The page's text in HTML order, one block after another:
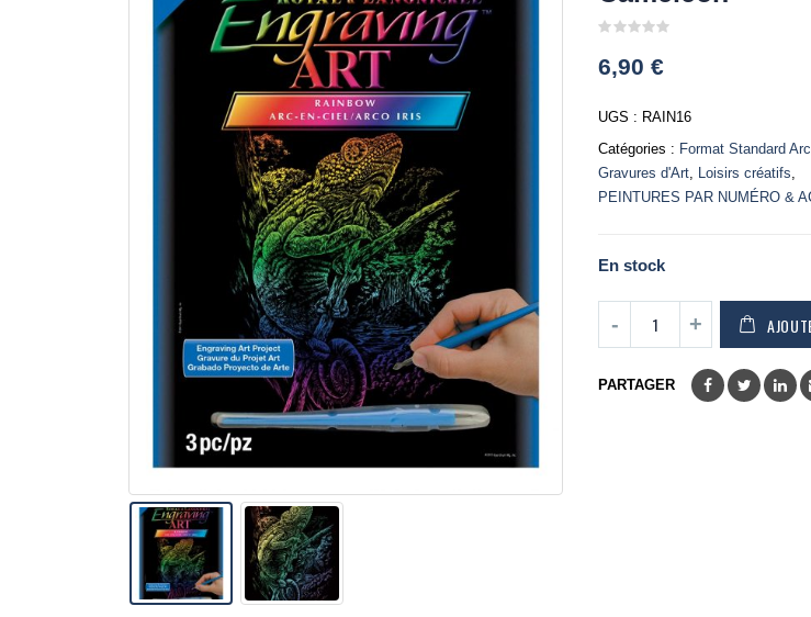
out
of
6,90€
UGS : RAIN16
Catégories : Format Standard
Gravures d'Art Loisirs créatifs
PEINTURES PAR NUMÉRO &
En stock
PARTAGER